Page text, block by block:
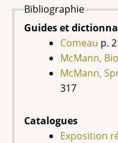
Bibliographie
Guides et
Comeau p.
McMann,
McMann,
317
Catalogues
Exposition